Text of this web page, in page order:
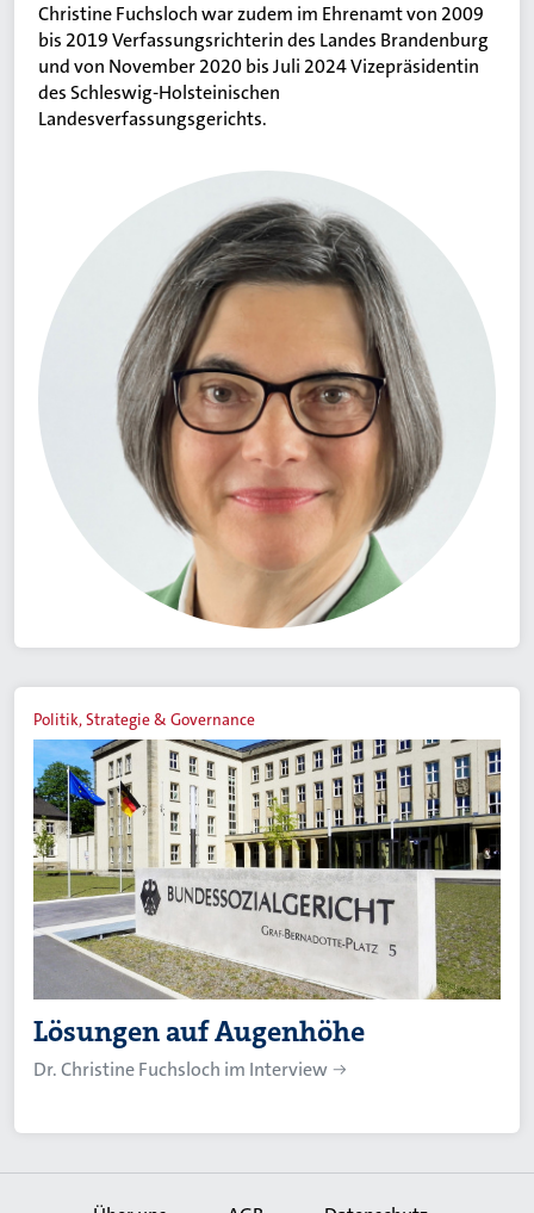
Christine Fuchsloch war zudem im Ehrenamt von 2009
bis 2019 Verfassungsrichterin des Landes Brandenburg
und von November 2020 bis Juli 2024 Vizepräsidentin
des Schleswig-Holsteinischen
Landesverfassungsgerichts.
Politik, Strategie & Governance
Lösungen auf Augenhöhe
Dr. Christine Fuchsloch im Interview